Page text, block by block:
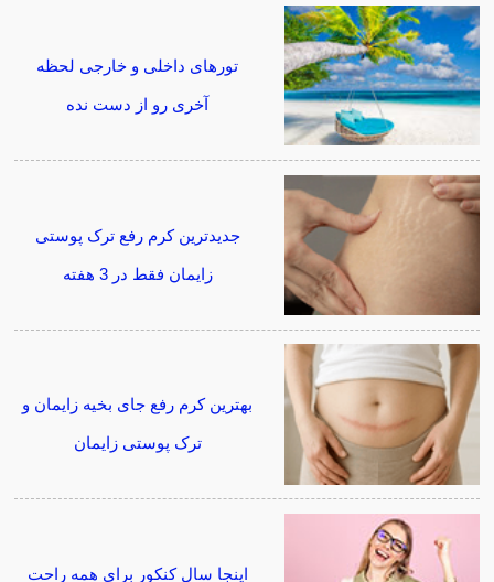
تورهای داخلی و خارجی لحظه
آخری رو از دست نده
جدیدترین کرم رفع ترک پوستی
زایمان فقط در 3 هفته
بهترین کرم رفع جای بخیه زایمان و
ترک پوستی زایمان
اینجا سال کنکور برای همه راحت